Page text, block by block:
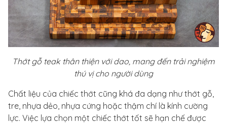
Thớt gỗ teak thân thiện với dao, mang đến trải nghiệm
thú vị cho người dùng
Chất liệu của chiếc thớt cũng khá đa dạng như thớt gỗ,
tre, nhựa dẻo, nhựa cứng hoặc thậm chí là kính cường
lực. Việc lựa chọn một chiếc thớt tốt sẽ hạn chế được